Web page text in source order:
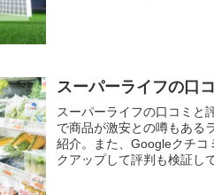
スーパーライフの口
スーパーライフの口コミと
で商品が激安との噂もある
紹介。また、Googleクチコ
クアップして評判も検証し